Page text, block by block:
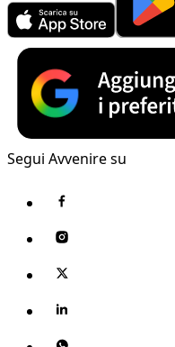
Segui Avvenire su